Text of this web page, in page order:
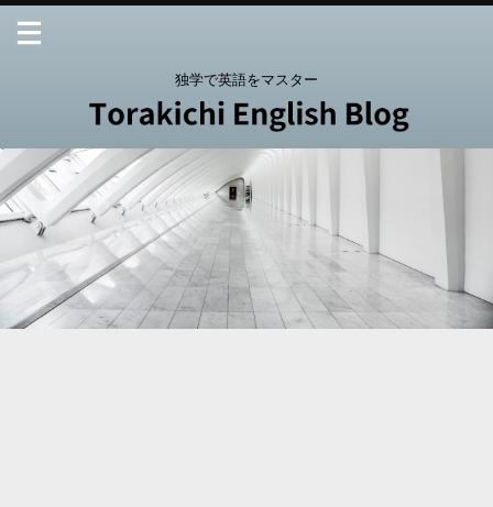
独学で英語をマスター